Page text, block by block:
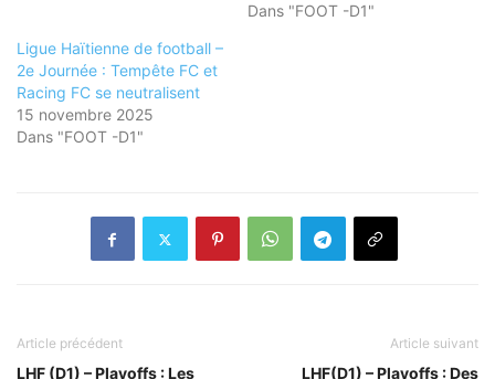
Dans "FOOT -D1"
Ligue Haïtienne de football –
2e Journée : Tempête FC et
Racing FC se neutralisent
15 novembre 2025
Dans "FOOT -D1"
Article précédent
LHF (D1) – Playoffs : Les
Article suivant
LHF(D1) – Playoffs : Des